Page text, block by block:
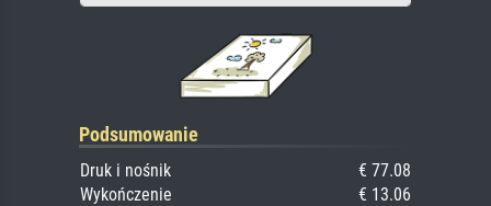
Podsumowanie
Druk i nośnik
€ 77.08
Wykończenie
€ 13.06